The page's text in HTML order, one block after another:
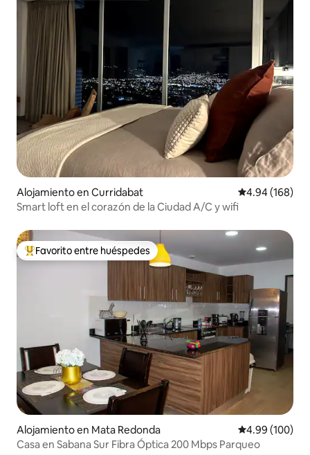
Alojamiento en Curridabat Calificación
4.94 (168)
Smart loft en el corazón de la Ciudad A/C y wifi
Favorito entre huéspedes preferido
Favorito entre huéspedes
Alojamiento en Mata Redonda Calificación
4.99 (100)
Casa en Sabana Sur Fibra Óptica 200 Mbps Parqueo